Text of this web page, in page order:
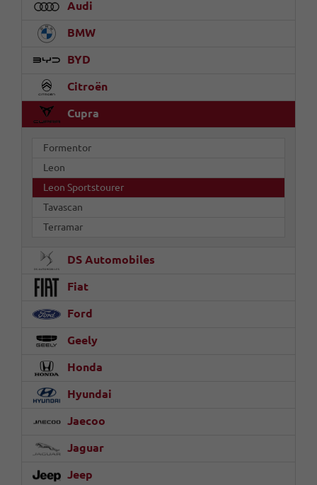
Audi
BMW
BYD
Citroën
Cupra
Formentor
Leon
Leon Sportstourer
Tavascan
Terramar
DS Automobiles
Fiat
Ford
Geely
Honda
Hyundai
Jaecoo
Jaguar
Jeep